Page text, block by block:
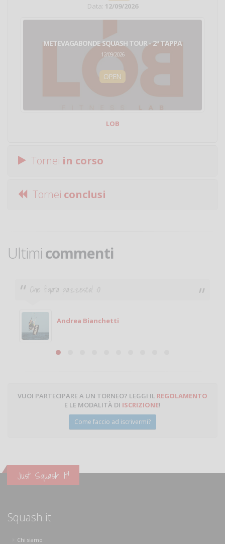
Data: 12/09/2026
METEVAGABONDE SQUASH TOUR - 2ª TAPPA
12/09/2026
OPEN
LOB
Tornei in corso
Tornei conclusi
Ultimi commenti
Ciao. Sono a Treviglio da poco e vorrei tornare a
giocare. Se sei in zona e puoi giocare fammi sapere.
Michele
Michele Miglionico
VUOI PARTECIPARE A UN TORNEO? LEGGI IL REGOLAMENTO
E LE MODALITÀ DI ISCRIZIONE!
Come faccio ad iscrivermi?
Just Squash It!
Squash.it
Chi siamo